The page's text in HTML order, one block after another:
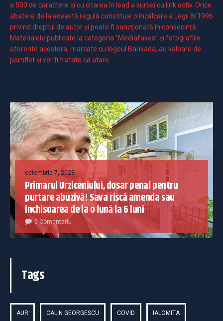
a 500 de caractere şi cu citarea în lead a sursei cu link activ. Orice
abatere de la această regulă constituie o încălcare a Legii 8/1996
privind dreptul de autor și poate fi sancționată în consecință.
Materialele publicate la categoria ”Mediafakes” și fotografiile
aferente acestora, marcate cu logoul Barikada, au valoare de
pamflet și vor fi tratate ca atare.
octombrie 7, 2023
Primarul Urziceniului, dosar penal pentru
purtare abuzivă! Sava riscă amenda sau
închisoarea de la o lună la 6 luni
0 Comentariu
Tags
AUR CALIN GEORGESCU COVID IALOMITA